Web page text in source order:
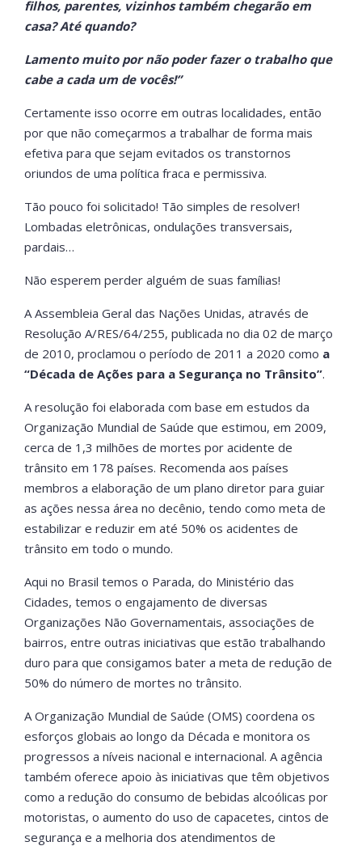
filhos, parentes, vizinhos também chegarão em
casa? Até quando?
Lamento muito por não poder fazer o trabalho que
cabe a cada um de vocês!”
Certamente isso ocorre em outras localidades, então
por que não começarmos a trabalhar de forma mais
efetiva para que sejam evitados os transtornos
oriundos de uma política fraca e permissiva.
Tão pouco foi solicitado! Tão simples de resolver!
Lombadas eletrônicas, ondulações transversais,
pardais…
Não esperem perder alguém de suas famílias!
A Assembleia Geral das Nações Unidas, através de
Resolução A/RES/64/255, publicada no dia 02 de março
de 2010, proclamou o período de 2011 a 2020 como a
“Década de Ações para a Segurança no Trânsito”.
A resolução foi elaborada com base em estudos da
Organização Mundial de Saúde que estimou, em 2009,
cerca de 1,3 milhões de mortes por acidente de
trânsito em 178 países. Recomenda aos países
membros a elaboração de um plano diretor para guiar
as ações nessa área no decênio, tendo como meta de
estabilizar e reduzir em até 50% os acidentes de
trânsito em todo o mundo.
Aqui no Brasil temos o Parada, do Ministério das
Cidades, temos o engajamento de diversas
Organizações Não Governamentais, associações de
bairros, entre outras iniciativas que estão trabalhando
duro para que consigamos bater a meta de redução de
50% do número de mortes no trânsito.
A Organização Mundial de Saúde (OMS) coordena os
esforços globais ao longo da Década e monitora os
progressos a níveis nacional e internacional. A agência
também oferece apoio às iniciativas que têm objetivos
como a redução do consumo de bebidas alcoólicas por
motoristas, o aumento do uso de capacetes, cintos de
segurança e a melhoria dos atendimentos de